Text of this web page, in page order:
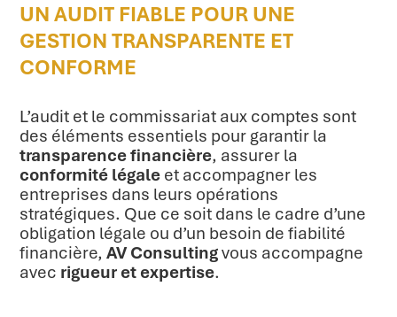
UN AUDIT FIABLE POUR UNE
GESTION TRANSPARENTE ET
CONFORME
L’audit et le commissariat aux comptes sont
des éléments essentiels pour garantir la
transparence financière, assurer la
conformité légale et accompagner les
entreprises dans leurs opérations
stratégiques. Que ce soit dans le cadre d’une
obligation légale ou d’un besoin de fiabilité
financière,AV Consultingvous accompagne
avec rigueur et expertise.